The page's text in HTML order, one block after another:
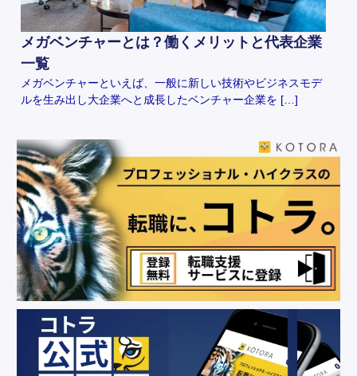
メガベンチャーとは？働くメリットと代表企業
一覧
メガベンチャーといえば、一般に新しい技術やビジネスモデ
ルを生み出し大企業へと成長したベンチャー企業を […]